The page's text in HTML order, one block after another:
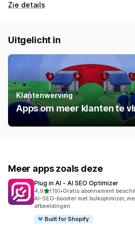
Zie details
Uitgelicht in
Klantenwerving
Apps om meer klanten te
Meer apps zoals deze
Plug in AI ‑ AI SEO Optimizer
4,9van 5 sterren
(19)
19 recensies in totaal
•Gratis abonnement
AI-SEO-booster met bulkoptimizer,
afbeeldingen
Built for Shopify